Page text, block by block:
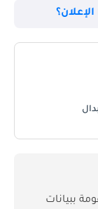
ببيانات